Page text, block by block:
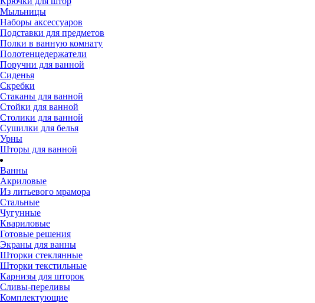
Мыльницы
Наборы аксессуаров
Подставки для предметов
Полки в ванную комнату
Полотенцедержатели
Поручни для ванной
Сиденья
Скребки
Стаканы для ванной
Стойки для ванной
Столики для ванной
Сушилки для белья
Урны
Шторы для ванной
Ванны
Акриловые
Из литьевого мрамора
Стальные
Чугунные
Квариловые
Готовые решения
Экраны для ванны
Шторки стеклянные
Шторки текстильные
Карнизы для шторок
Сливы-переливы
Комплектующие